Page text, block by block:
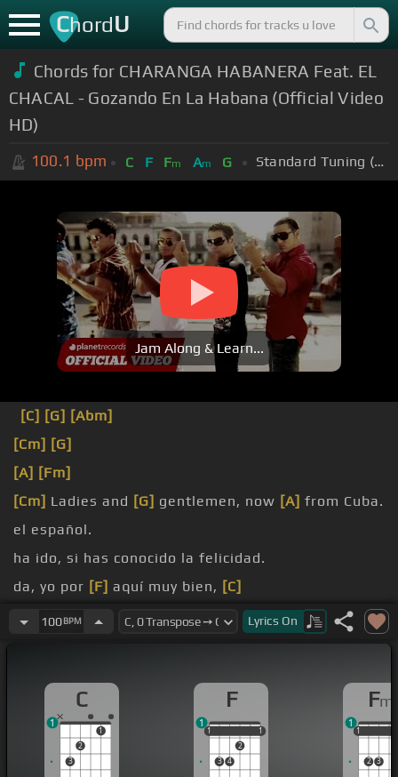
ChordU
Chords for CHARANGA HABANERA Feat. EL
CHACAL - Gozando En La Habana (Official Video
HD)
100.1 bpm C F Fm Am G Standard Tuning (EADGBE)
Jam Along & Learn...
[C] [G] [Abm]
[Cm] [G]
[A] [Fm]
[Cm] Ladies and [G] gentlemen, now [A] from Cuba.
el español.
ha ido, si has conocido la felicidad.
da, yo por [F] aquí muy bien, [C]
[C]♪
100BPM Lyrics On
C
3
2
1
1
F
1
3 4
2
1
1 1
1
Fm
1
2 3
1
1